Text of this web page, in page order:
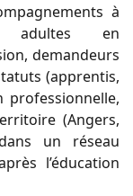
à
adultes en
demandeurs
(apprentis,
(Angers,
un réseau
l’éducation